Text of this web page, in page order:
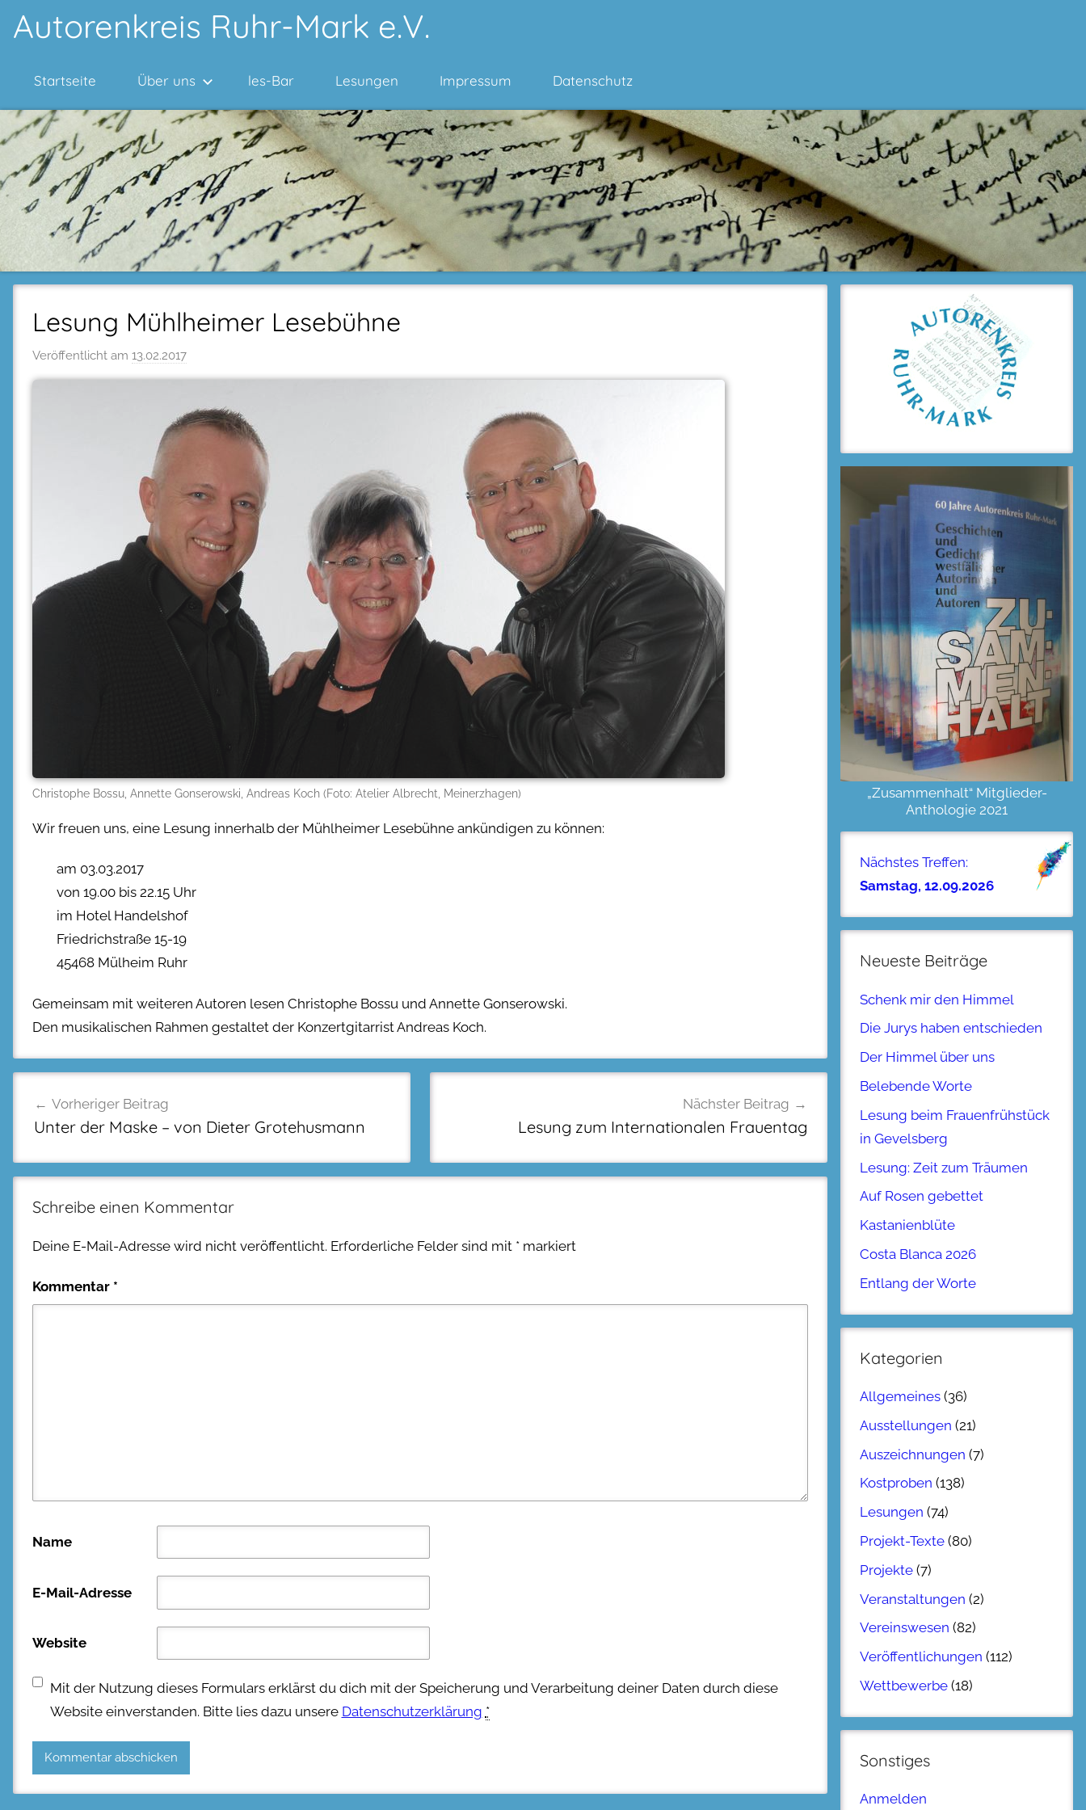
Inhalt
Autorenkreis Ruhr-Mark e.V.
Startseite Über uns les-Bar Lesungen Impressum Datenschutz
Lesung Mühlheimer Lesebühne
Veröffentlicht am 13.02.2017
Christophe Bossu, Annette Gonserowski, Andreas Koch (Foto: Atelier Albrecht, Meinerzhagen)
Wir freuen uns, eine Lesung innerhalb der Mühlheimer Lesebühne ankündigen zu können:
am 03.03.2017
von 19.00 bis 22.15 Uhr
im Hotel Handelshof
Friedrichstraße 15-19
45468 Mülheim Ruhr
Gemeinsam mit weiteren Autoren lesen Christophe Bossu und Annette Gonserowski.
Den musikalischen Rahmen gestaltet der Konzertgitarrist Andreas Koch.
Vorheriger Beitrag
Unter der Maske – von Dieter Grotehusmann
Nächster Beitrag
Lesung zum Internationalen Frauentag
Schreibe einen Kommentar
Deine E-Mail-Adresse wird nicht veröffentlicht. Erforderliche Felder sind mit * markiert
Kommentar *
Name
E-Mail-Adresse
Website
Mit der Nutzung dieses Formulars erklärst du dich mit der Speicherung und Verarbeitung deiner Daten durch diese
Website einverstanden. Bitte lies dazu unsere Datenschutzerklärung *
„Zusammenhalt“ Mitglieder-
Anthologie 2021
Nächstes Treffen:
Samstag, 12.09.2026
Neueste Beiträge
Schenk mir den Himmel
Die Jurys haben entschieden
Der Himmel über uns
Belebende Worte
Lesung beim Frauenfrühstück
in Gevelsberg
Lesung: Zeit zum Träumen
Auf Rosen gebettet
Kastanienblüte
Costa Blanca 2026
Entlang der Worte
Kategorien
Allgemeines (36)
Ausstellungen (21)
Auszeichnungen (7)
Kostproben (138)
Lesungen (74)
Projekt-Texte (80)
Projekte (7)
Veranstaltungen (2)
Vereinswesen (82)
Veröffentlichungen (112)
Wettbewerbe (18)
Sonstiges
Anmelden